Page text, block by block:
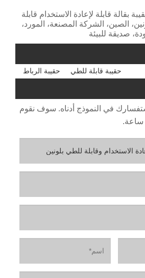
بقالة قابلة لإعادة الاستخدام قابلة
الصين، الشركة المصنعة، المورد،
صديقة للبيئة
حقيبة الرباط حقيبة قابلة للطي
في النموذج أدناه. سوف نقوم